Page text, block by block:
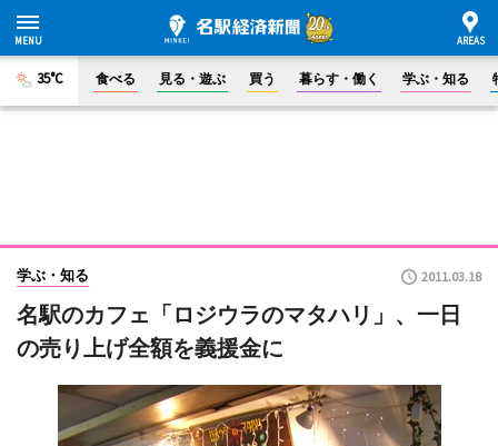
35°C 食べる 見る・遊ぶ 買う 暮らす・働く 学ぶ・知る
学ぶ・知る 2011.03.18
名駅のカフェ「ロジウラのマタハリ」、一日
の売り上げ全額を義援金に